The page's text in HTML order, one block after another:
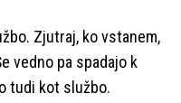
Zjutraj, ko vstanem,
vedno pa spadajo k
tudi kot službo.